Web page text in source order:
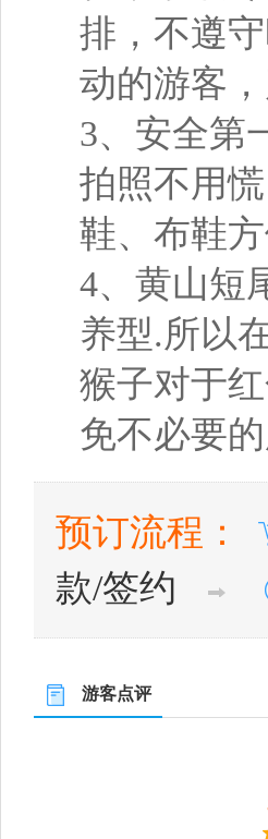
排，不遵
动的游客
3、安全第
拍照不用
鞋、布鞋
4、黄山短
养型.所以
猴子对于
免不必要
预订流程：
款/签约
游客点评